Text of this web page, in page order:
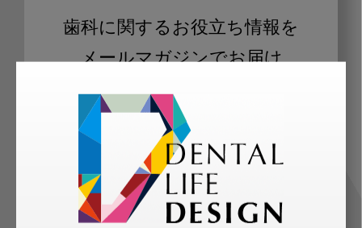
歯科に関するお役立ち情報を
メールマガジンでお届け
ご登録いただいた職種（歯科医師、歯
科衛生士、歯科技工士）に合わせた内
容のメールマガジンをお届けします。